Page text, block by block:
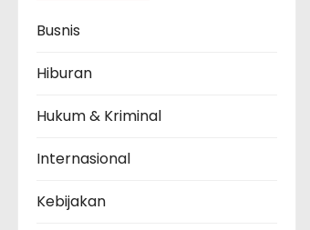
Busnis
Hiburan
Hukum & Kriminal
Internasional
Kebijakan